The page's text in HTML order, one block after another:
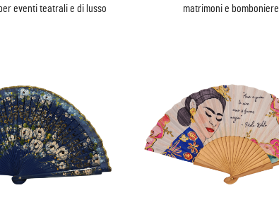
eventi teatrali e di lusso
matrimoni e bomboniere